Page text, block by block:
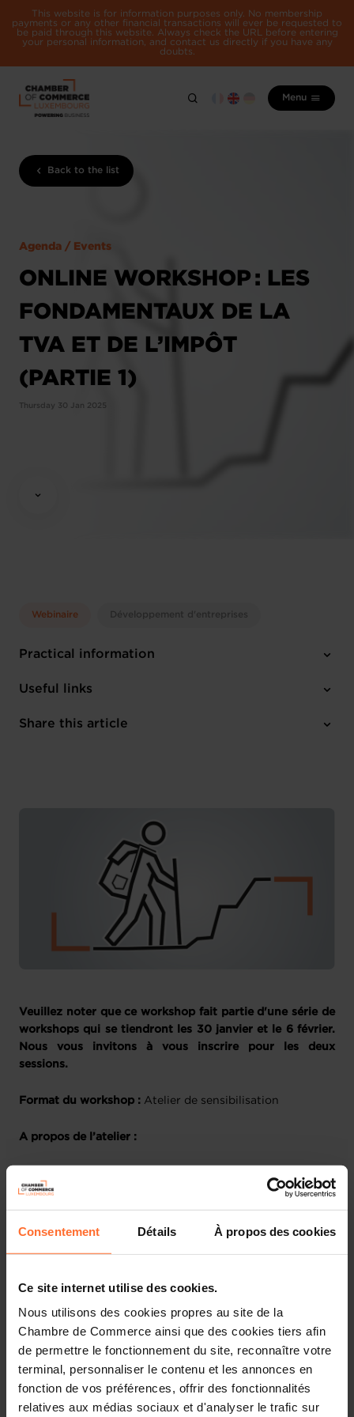
Consentement Détails À propos des cookies
Ce site internet utilise des cookies.
Nous utilisons des cookies propres au site de la
Chambre de Commerce ainsi que des cookies tiers afin
de permettre le fonctionnement du site, reconnaître votre
terminal, personnaliser le contenu et les annonces en
fonction de vos préférences, offrir des fonctionnalités
relatives aux médias sociaux et d'analyser le trafic sur
This website is for information purposes only. No membership
payments or any other financial transactions will ever be requested to
be paid through this website. Always check the URL before entering
your personal information, and contact us directly if you have any
doubts.
Menu
Back to the list
Agenda / Events
ONLINE WORKSHOP : LES
FONDAMENTAUX DE LA
TVA ET DE L’IMPÔT
(PARTIE 1)
Thursday 30 Jan 2025
Webinaire Développement d'entreprises
Practical information
Thursday 30 Jan 2025
Online
Useful links
Register here
Share this article
Veuillez noter que ce workshop fait partie d'une série de
workshops qui se tiendront les 30 janvier et le 6 février.
Nous vous invitons à vous inscrire pour les deux
sessions.
Format du workshop : Atelier de sensibilisation
A propos de l’atelier :
les différents aspects fiscaux liés au statut d’indépendant
ou de dirigeant d’entreprise. Il s’agira également d’avoir
une vue globale des deux statuts afin de pouvoir aider
Les différentes sociétés
Les principaux types d’impôts sur les sociétés (IRC,
ICC IF, TVA)
Les différents types d’assujettis